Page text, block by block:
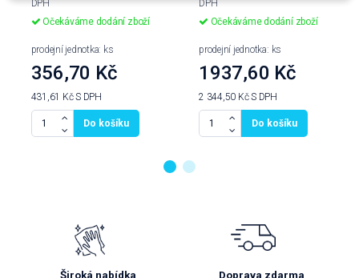
DPH
Očekáváme dodání zboží
prodejní jednotka: ks
356,70 Kč
431,61 KčS DPH
Do košíku
DPH
Očekáváme dodání zboží
prodejní jednotka: ks
1937,60 Kč
2 344,50 KčS DPH
Do košíku
Široká nabídka Doprava zdarma